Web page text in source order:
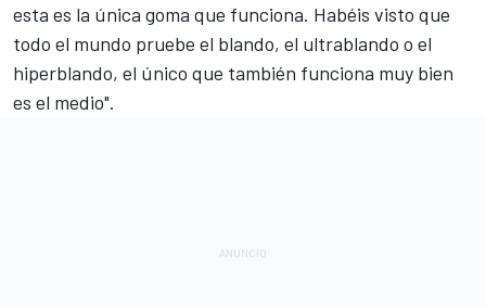
esta es la única goma que funciona. Habéis visto que
todo el mundo pruebe el blando, el ultrablando o el
hiperblando, el único que también funciona muy bien
es el medio".